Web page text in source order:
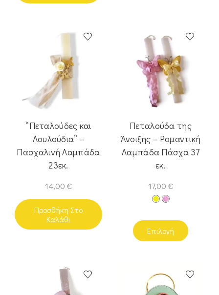
“Πεταλούδες και
Λουλούδια” –
Πασχαλινή Λαμπάδα
23εκ.
14,00 €
Προσθήκη Στο
Καλάθι
Πεταλούδα της
Άνοιξης – Ρομαντική
Λαμπάδα Πάσχα 37
εκ.
17,00 €
Επιλογή